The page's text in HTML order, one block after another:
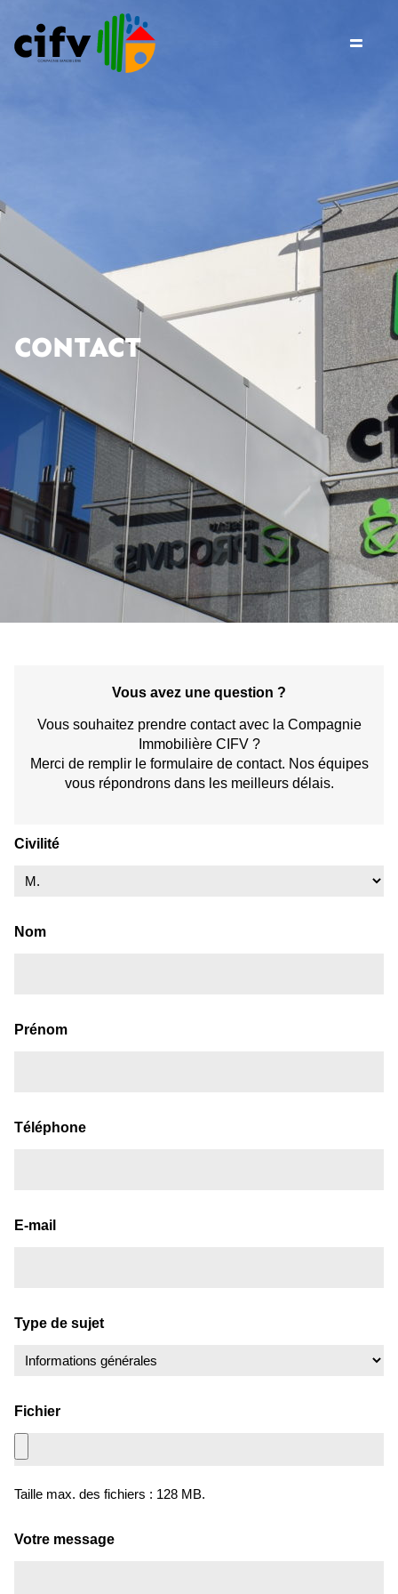
CONTACT
Vous avez une question ?
Vous souhaitez prendre contact avec la Compagnie
Immobilière CIFV ?
Merci de remplir le formulaire de contact. Nos équipes
vous répondrons dans les meilleurs délais.
Civilité
Nom
Prénom
Téléphone
E-mail
Type de sujet
Fichier
Taille max. des fichiers : 128 MB.
Votre message